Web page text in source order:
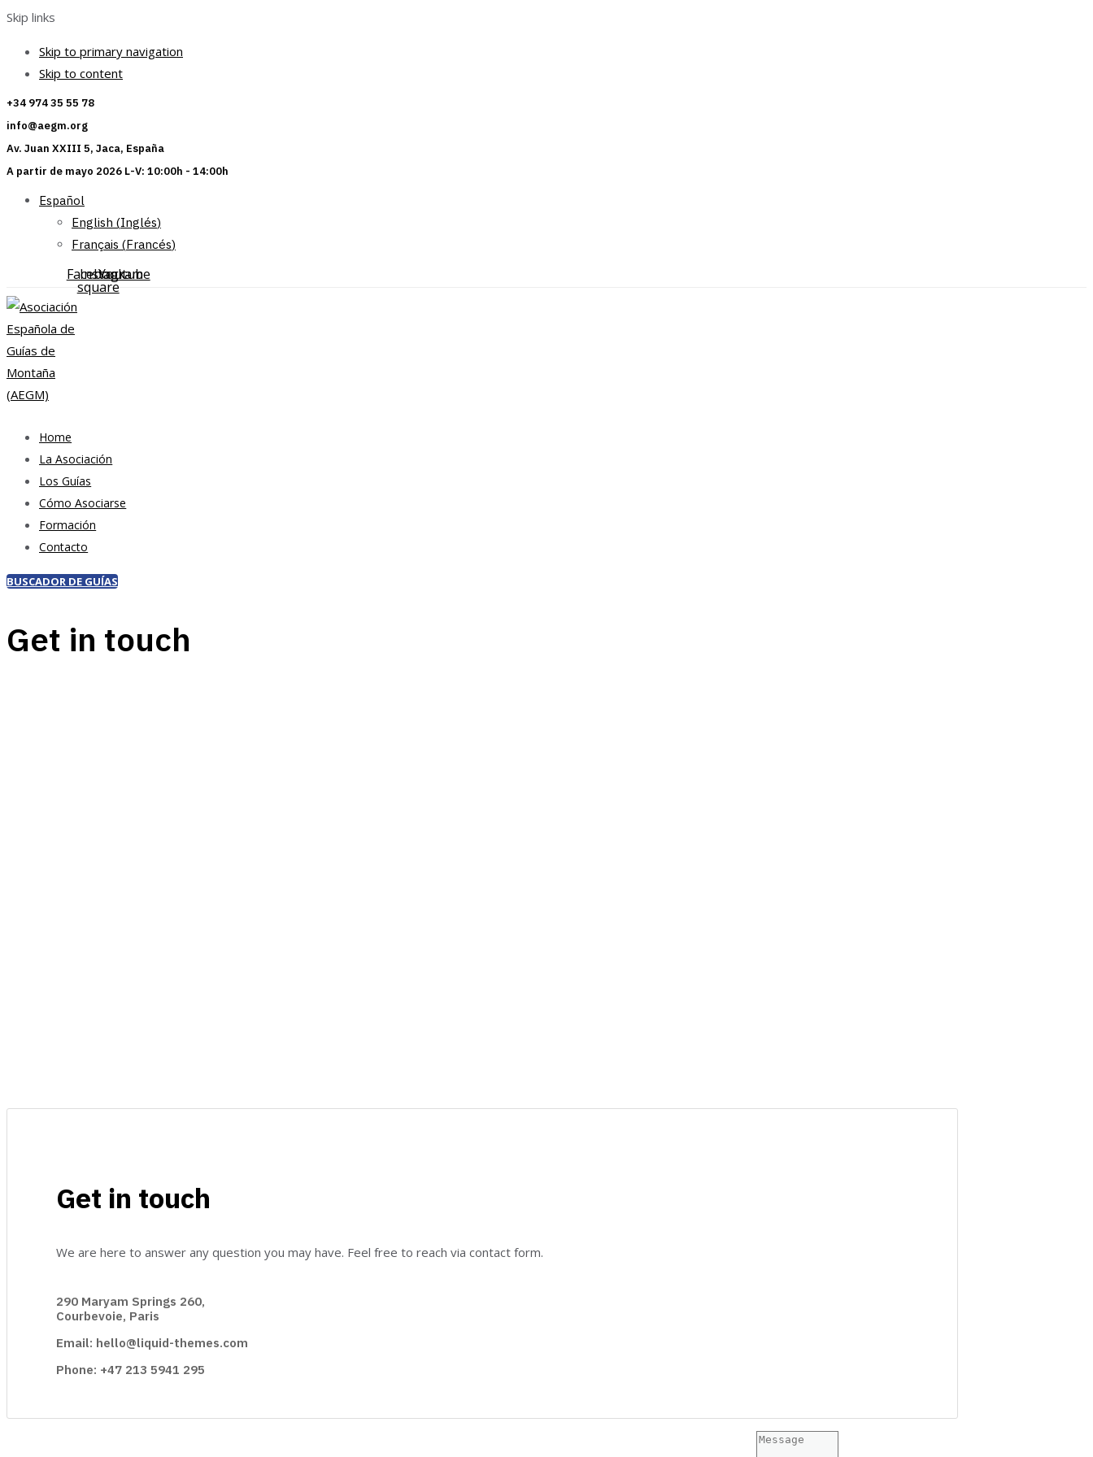
Skip links
Skip to primary navigation
Skip to content
+34 974 35 55 78
info@aegm.org
Av. Juan XXIII 5, Jaca, España
A partir de mayo 2026 L-V: 10:00h - 14:00h
Español
English (Inglés)
Français (Francés)
Facebook-
square
Instagram
Youtube
Home
La Asociación
Los Guías
Cómo Asociarse
Formación
Contacto
BUSCADOR DE GUÍAS
Get in touch
Get in touch
We are here to answer any question you may have. Feel free to reach via contact form.
290 Maryam Springs 260,
Courbevoie, Paris
Email: hello@liquid-themes.com
Phone: +47 213 5941 295